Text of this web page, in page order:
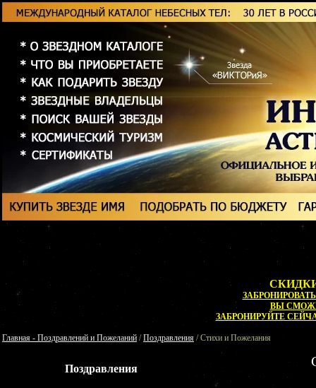
ВЫ
ЗАБРОНИРУЙТЕ
Главная - Поздравлений и Пожеланий /Поздравления / Стихи и Пожелания
Поздравления